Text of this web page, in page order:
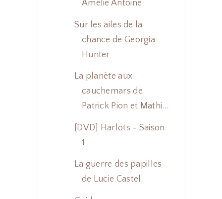
Amélie Antoine
Sur les ailes de la
chance de Georgia
Hunter
La planète aux
cauchemars de
Patrick Pion et Mathi...
[DVD] Harlots - Saison
1
La guerre des papilles
de Lucie Castel